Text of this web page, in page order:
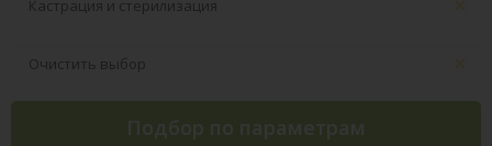
Кастрация и стерилизация
Очистить выбор
Подбор по параметрам